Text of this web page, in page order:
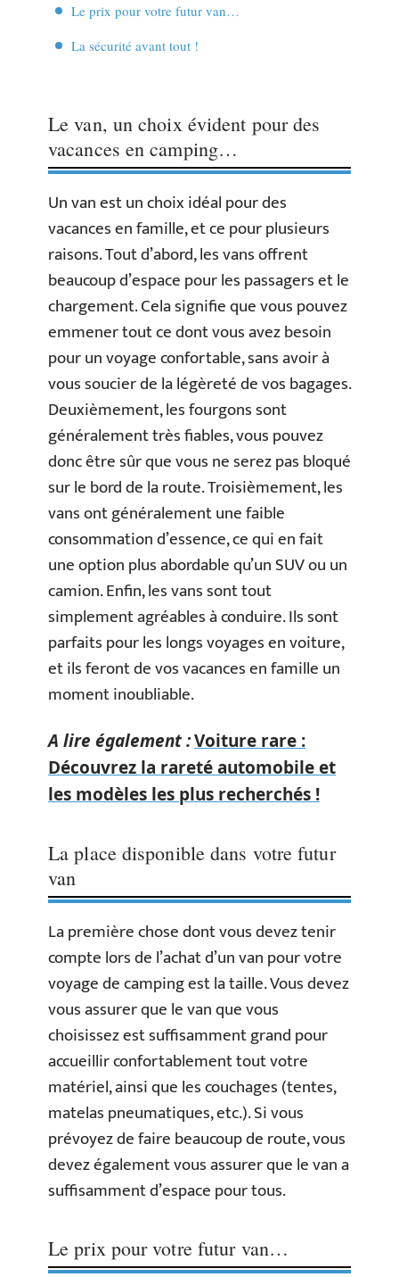
Le prix pour votre futur van…
La sécurité avant tout !
Le van, un choix évident pour des
vacances en camping…
Un van est un choix idéal pour des
vacances en famille, et ce pour plusieurs
raisons. Tout d’abord, les vans offrent
beaucoup d’espace pour les passagers et le
chargement. Cela signifie que vous pouvez
emmener tout ce dont vous avez besoin
pour un voyage confortable, sans avoir à
vous soucier de la légèreté de vos bagages.
Deuxièmement, les fourgons sont
généralement très fiables, vous pouvez
donc être sûr que vous ne serez pas bloqué
sur le bord de la route. Troisièmement, les
vans ont généralement une faible
consommation d’essence, ce qui en fait
une option plus abordable qu’un SUV ou un
camion. Enfin, les vans sont tout
simplement agréables à conduire. Ils sont
parfaits pour les longs voyages en voiture,
et ils feront de vos vacances en famille un
moment inoubliable.
A lire également :Voiture rare :
Découvrez la rareté automobile et
les modèles les plus recherchés !
La place disponible dans votre futur
van
La première chose dont vous devez tenir
compte lors de l’achat d’un van pour votre
voyage de camping est la taille. Vous devez
vous assurer que le van que vous
choisissez est suffisamment grand pour
accueillir confortablement tout votre
matériel, ainsi que les couchages (tentes,
matelas pneumatiques, etc.). Si vous
prévoyez de faire beaucoup de route, vous
devez également vous assurer que le van a
suffisamment d’espace pour tous.
Le prix pour votre futur van…